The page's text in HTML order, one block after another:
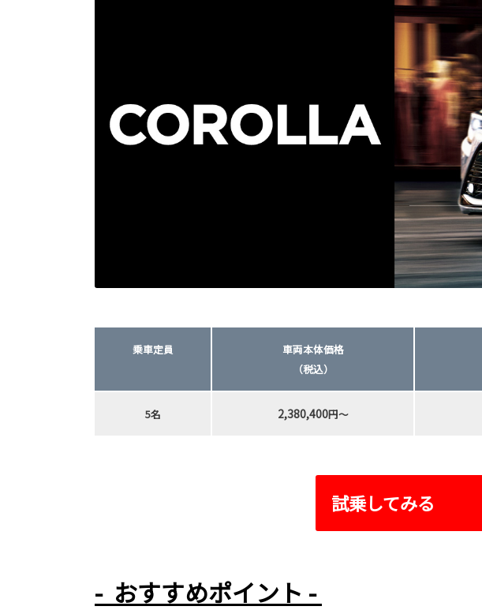
乗車定員
車両本体価格
（税込）
5名 2,380,400円～
試乗してみる
- おすすめポイント -